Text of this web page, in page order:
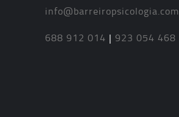
info@barreiropsicologia.com
688 912 014 | 923 054 468